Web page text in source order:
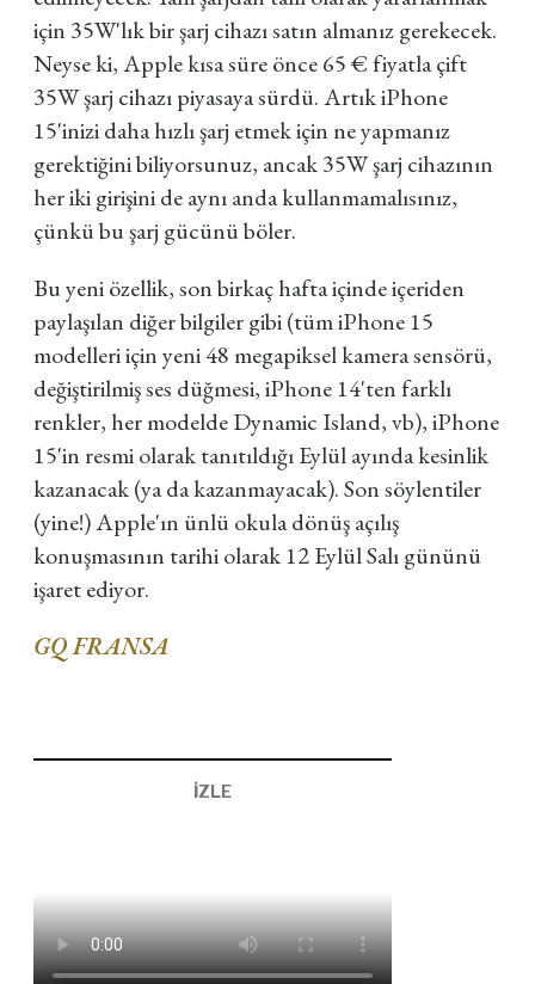
için 35W'lık bir şarj cihazı satın almanız gerekecek.
Neyse ki, Apple kısa süre önce 65 € fiyatla çift
35W şarj cihazı piyasaya sürdü. Artık iPhone
15'inizi daha hızlı şarj etmek için ne yapmanız
gerektiğini biliyorsunuz, ancak 35W şarj cihazının
her iki girişini de aynı anda kullanmamalısınız,
çünkü bu şarj gücünü böler.
Bu yeni özellik, son birkaç hafta içinde içeriden
paylaşılan diğer bilgiler gibi (tüm iPhone 15
modelleri için yeni 48 megapiksel kamera sensörü,
değiştirilmiş ses düğmesi, iPhone 14'ten farklı
renkler, her modelde Dynamic Island, vb), iPhone
15'in resmi olarak tanıtıldığı Eylül ayında kesinlik
kazanacak (ya da kazanmayacak). Son söylentiler
(yine!) Apple'ın ünlü okula dönüş açılış
konuşmasının tarihi olarak 12 Eylül Salı gününü
işaret ediyor.
GQ FRANSA
İZLE